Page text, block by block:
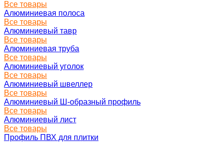
Все товары
Алюминиевая полоса
Все товары
Алюминиевый тавр
Все товары
Алюминиевая труба
Все товары
Алюминиевый уголок
Все товары
Алюминиевый швеллер
Все товары
Алюминиевый Ш-образный профиль
Все товары
Алюминиевый лист
Все товары
Профиль ПВХ для плитки